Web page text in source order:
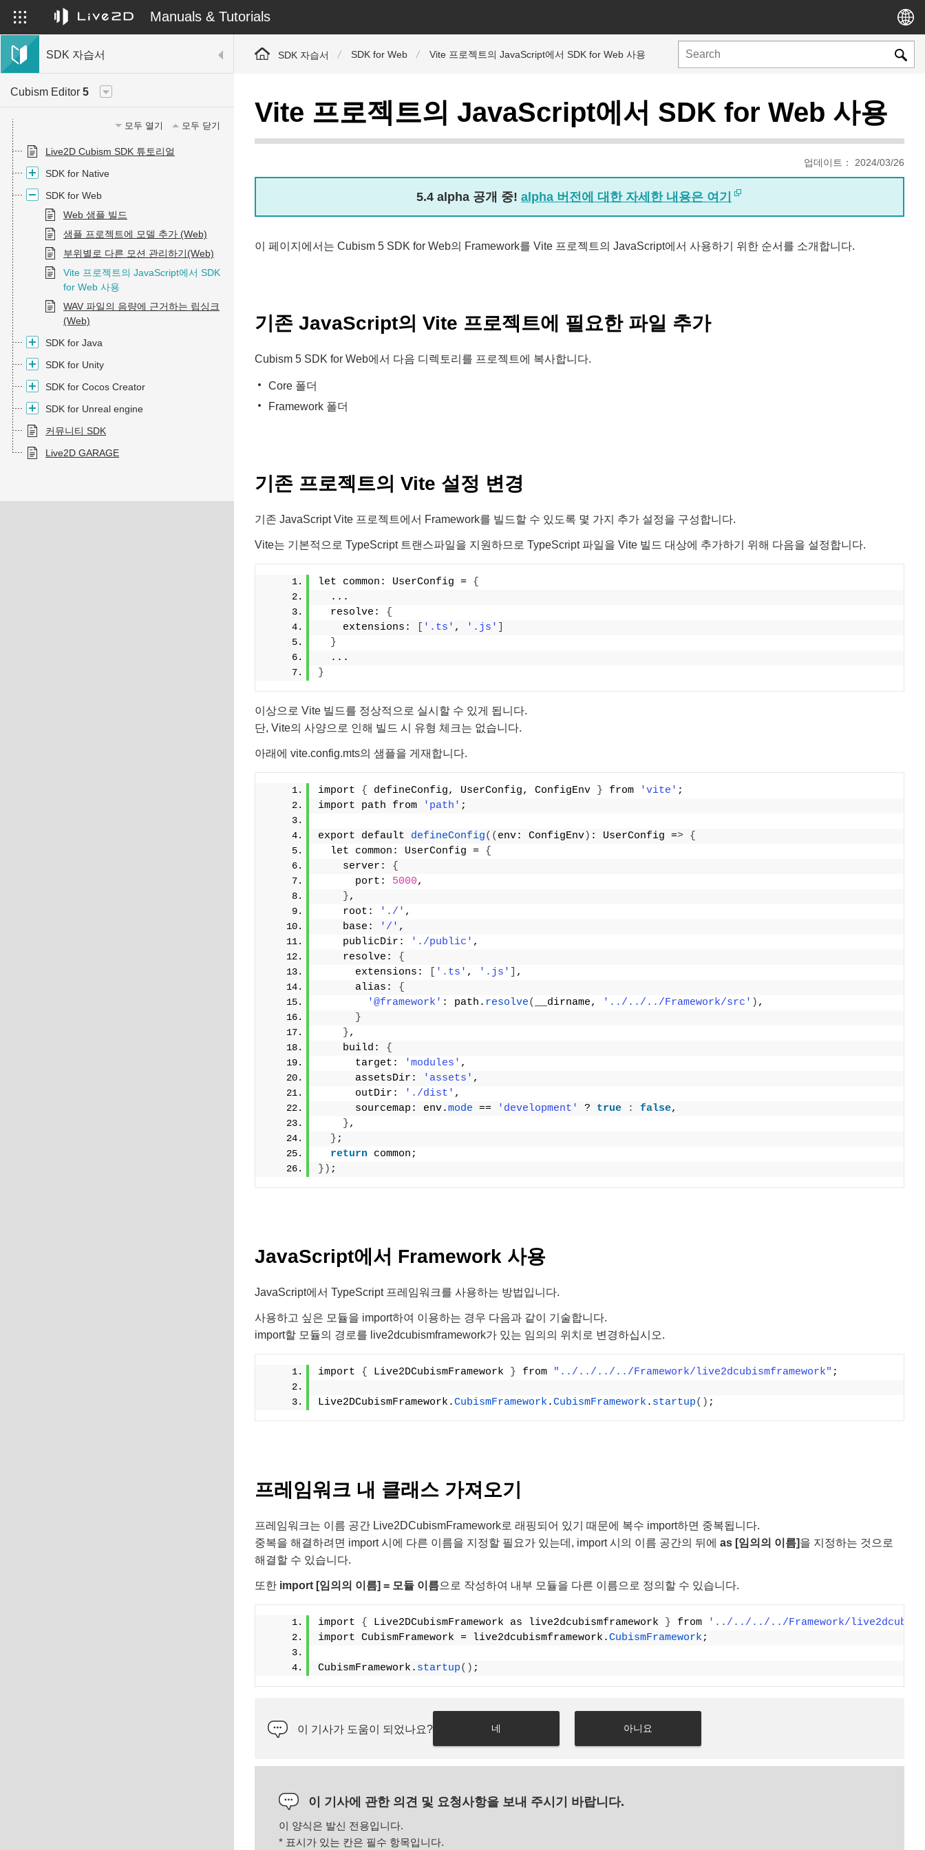
Manuals & Tutorials
SDK 자습서
Cubism Editor 5
모두 열기 모두 닫기
Live2D Cubism SDK 튜토리얼
SDK for Native
SDK for Web
Web 샘플 빌드
샘플 프로젝트에 모델 추가 (Web)
부위별로 다른 모션 관리하기(Web)
Vite 프로젝트의 JavaScript에서 SDK
for Web 사용
WAV 파일의 음량에 근거하는 립싱크
(Web)
SDK for Java
SDK for Unity
SDK for Cocos Creator
SDK for Unreal engine
커뮤니티 SDK
Live2D GARAGE
SDK 자습서 SDK for Web Vite 프로젝트의 JavaScript에서 SDK for Web 사용
Vite 프로젝트의 JavaScript에서 SDK for Web 사용
업데이트： 2024/03/26
5.4 alpha 공개 중! alpha 버전에 대한 자세한 내용은 여기
이 페이지에서는 Cubism 5 SDK for Web의 Framework를 Vite 프로젝트의 JavaScript에서 사용하기 위한 순서를 소개합니다.
기존 JavaScript의 Vite 프로젝트에 필요한 파일 추가
Cubism 5 SDK for Web에서 다음 디렉토리를 프로젝트에 복사합니다.
Core 폴더
Framework 폴더
기존 프로젝트의 Vite 설정 변경
기존 JavaScript Vite 프로젝트에서 Framework를 빌드할 수 있도록 몇 가지 추가 설정을 구성합니다.
Vite는 기본적으로 TypeScript 트랜스파일을 지원하므로 TypeScript 파일을 Vite 빌드 대상에 추가하기 위해 다음을 설정합니다.
let common: UserConfig = {
  ...
  resolve:
{
    extensions:
'.ts' , '.js'
}
  ...
}
이상으로 Vite 빌드를 정상적으로 실시할 수 있게 됩니다.
단, Vite의 사양으로 인해 빌드 시 유형 체크는 없습니다.
아래에 vite.config.mts의 샘플을 게재합니다.
import { defineConfig, UserConfig, ConfigEnv } from 'vite' ;
import path from
'path' ;
export default defineConfig(( env: ConfigEnv) : UserConfig => {
  let common: UserConfig =
{
    server:
{
      port:
5000,
},
    root:
'./' ,
    base:
'/' ,
    publicDir:
'./public' ,
    resolve:
{
      extensions:
'.ts' , '.js'
,
      alias:
{
'@framework' : path. resolve( __dirname, '../../../Framework/src' ) ,
}
},
    build:
{
      target:
'modules' ,
      assetsDir:
'assets' ,
      outDir:
'./dist' ,
      sourcemap: env.
mode == 'development' ? true : false,
},
} ;
return common;
}) ;
JavaScript에서 Framework 사용
JavaScript에서 TypeScript 프레임워크를 사용하는 방법입니다.
사용하고 싶은 모듈을 import하여 이용하는 경우 다음과 같이 기술합니다.
import할 모듈의 경로를 live2dcubismframework가 있는 임의의 위치로 변경하십시오.
import { Live2DCubismFramework } from "../../../../Framework/live2dcubismframework" ;
Live2DCubismFramework.CubismFramework .CubismFramework . startup() ;
프레임워크 내 클래스 가져오기
프레임워크는 이름 공간 Live2DCubismFramework로 래핑되어 있기 때문에 복수 import하면 중복됩니다.
중복을 해결하려면 import 시에 다른 이름을 지정할 필요가 있는데, import 시의 이름 공간의 뒤에 as [임의의 이름]을 지정하는 것으로
해결할 수 있습니다.
또한 import [임의의 이름] = 모듈 이름으로 작성하여 내부 모듈을 다른 이름으로 정의할 수 있습니다.
import { Live2DCubismFramework as live2dcubismframework } from
'../../../../Framework/
import CubismFramework = live2dcubismframework.CubismFramework ;
CubismFramework. startup() ;
이 기사가 도움이 되었나요? 네 아니요
이 기사에 관한 의견 및 요청사항을 보내 주시기 바랍니다.
이 양식은 발신 전용입니다.
* 표시가 있는 칸은 필수 항목입니다.